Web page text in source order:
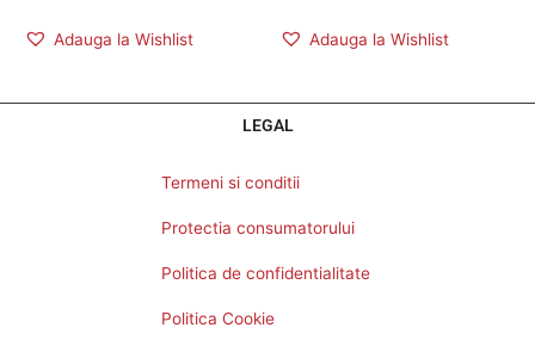
Adauga la Wishlist Adauga la Wishlist
LEGAL
Termeni si conditii
Protectia consumatorului
Politica de confidentialitate
Politica Cookie